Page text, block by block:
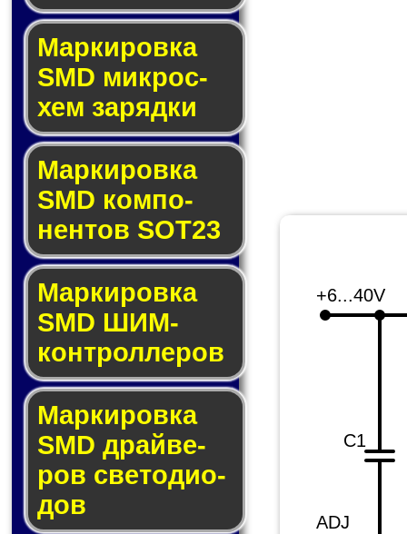
Маркировка
SMD мик­рос­
хем за­ряд­ки
Маркировка
SMD ком­по­
нен­тов SOT23
Маркировка
SMD ШИМ-
кон­трол­ле­ров
Маркировка
SMD драй­ве­
ров све­то­ди­о­
дов
+6...40V
ADJ
C1